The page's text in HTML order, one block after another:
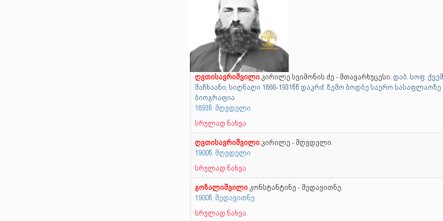
ღვთისავრიშვილი კირილე სვიმონის ძე - მთავარხუცესი. დაბ. სოფ.
მაჩხაანი, სიღნაღი 1866-1931წწ დაკრძ. ზემო ბოდბე საერო სასაფლაოზე
ბიოგრაფია
1893წ. მღვდელი
სრულად ნახვა
ღვთისავრიშვილი კირილე - მღვდელი.
1900წ. მღვდელი
სრულად ნახვა
გოზალიშვილიკონსტანტინე - მედავითნე.
1900წ. მედავითნე
სრულად ნახვა